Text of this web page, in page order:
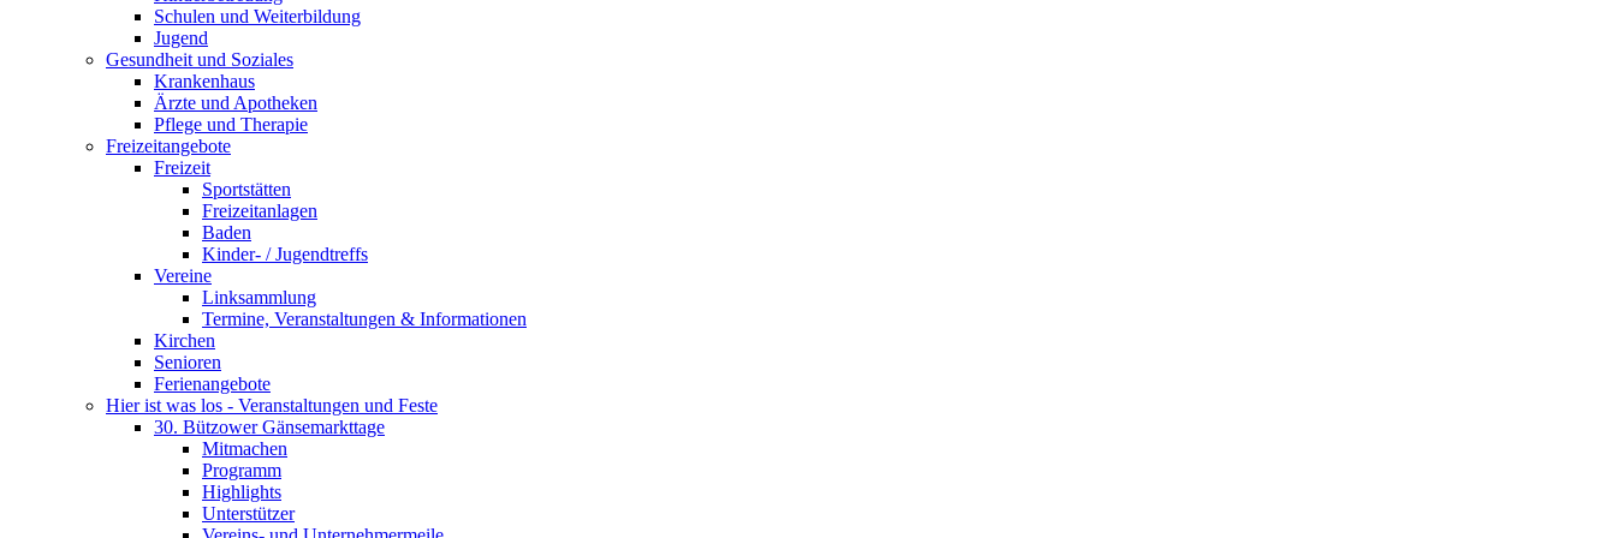
Schulen und Weiterbildung
Jugend
Gesundheit und Soziales
Krankenhaus
Ärzte und Apotheken
Pflege und Therapie
Freizeitangebote
Freizeit
Sportstätten
Freizeitanlagen
Baden
Kinder- / Jugendtreffs
Vereine
Linksammlung
Termine, Veranstaltungen & Informationen
Kirchen
Senioren
Ferienangebote
Hier ist was los - Veranstaltungen und Feste
30. Bützower Gänsemarkttage
Mitmachen
Programm
Highlights
Unterstützer